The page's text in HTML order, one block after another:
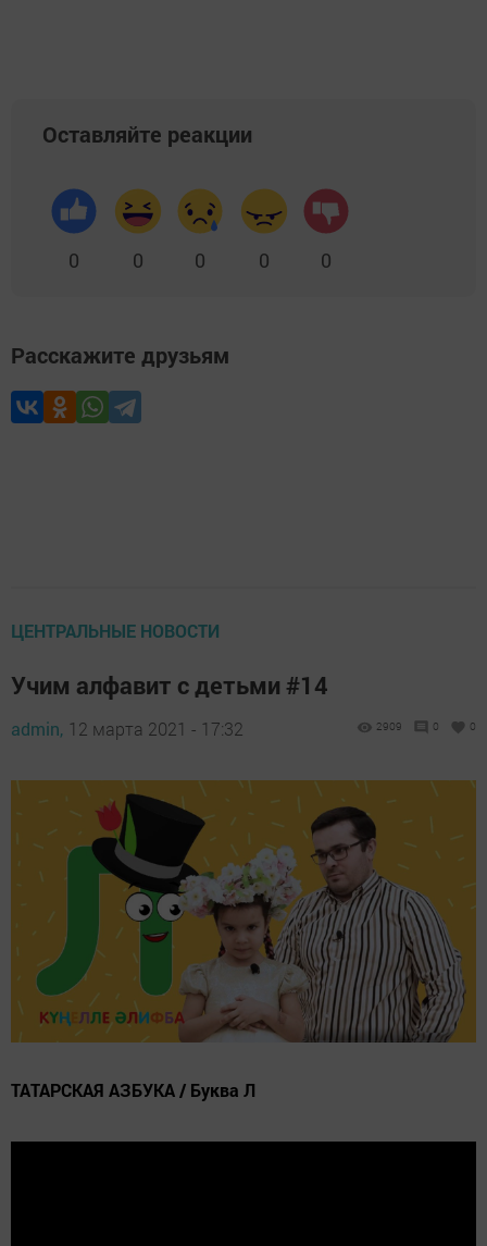
Оставляйте реакции
0 0 0 0 0
Расскажите друзьям
ЦЕНТРАЛЬНЫЕ НОВОСТИ
Учим алфавит с детьми #14
admin, 12 марта 2021 - 17:32 2909 0 0
ТАТАРСКАЯ АЗБУКА / Буква Л